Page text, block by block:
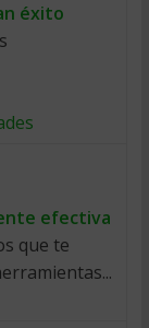
éxito
efectiva
que te